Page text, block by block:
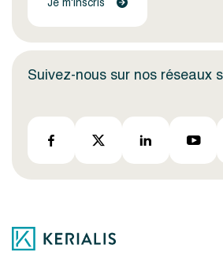
Suivez-nous sur nos réseaux